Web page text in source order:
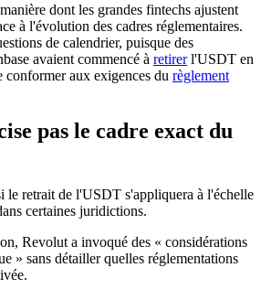
dont les grandes fintechs ajustent
à l'évolution des cadres réglementaires.
de calendrier, puisque des
avaient commencé à retirerl'USDT en
conformer aux exigences du règlement
pas le cadre exact du
le retrait de l'USDT s'appliquera à l'échelle
certaines juridictions.
Revolut a invoqué des « considérations
» sans détailler quelles réglementations